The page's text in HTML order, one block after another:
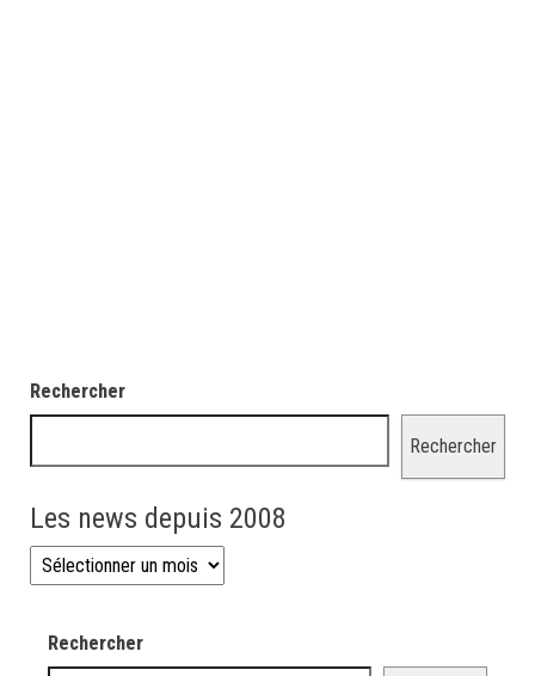
Rechercher
Rechercher
Les news depuis 2008
Les news depuis 2008
Rechercher